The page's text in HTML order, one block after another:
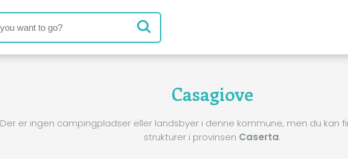
Casagiove
Der er ingen campingpladser eller landsbyer i denne kommune, men du kan
strukturer i provinsen Caserta.